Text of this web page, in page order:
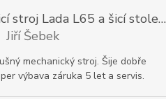
Šicí stroj Lada L65 a šicí stolek
produktu je 5 z 5 hvězdiček.
Jiří Šebek
mechanický stroj. Šije dobře
výbava záruka 5 let a servis.